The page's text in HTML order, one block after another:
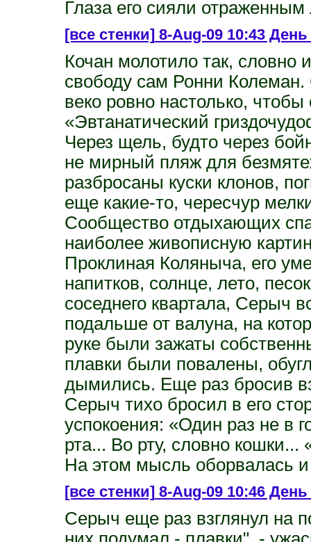
Глаза его сияли
[все стенки]8-Aug-09 10:43 День
Кочан молотило так, словно
свободу сам Ронни Колеман.
веко ровно настолько,
«Эвтанатический
Через щель, будто через
не мирный пляж для
разбросаны куски клонов,
еще какие-то, чересчур
Сообщество отдыхающих
наиболее живописную
Проклиная Коляныча, его
напитков, солнце, лето,
соседнего квартала, Серыч
подальше от валуна, на
руке были зажаты
плавки были повалены,
дымились. Еще раз бросив
Серыч тихо бросил в его
успокоения: «Один раз не в
рта... Во рту, словно кошки...
На этом мысль оборвалась
[все стенки]8-Aug-09 10:46 День
Серыч еще раз взглянул на